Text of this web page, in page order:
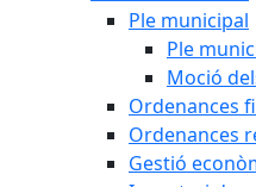
Ple municipal
Ple
Moció
Ordenances
Ordenances
Gestió